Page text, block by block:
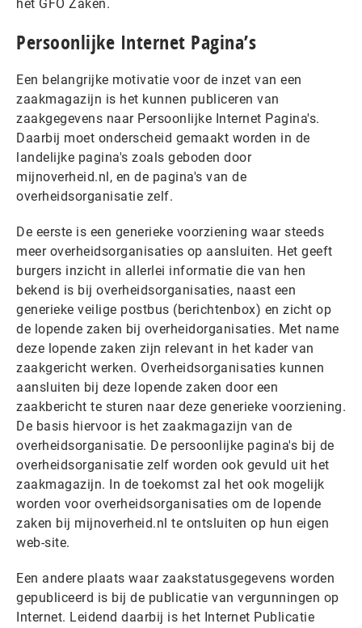
het GFO Zaken.
Persoonlijke Internet Pagina’s
Een belangrijke motivatie voor de inzet van een
zaakmagazijn is het kunnen publiceren van
zaakgegevens naar Persoonlijke Internet Pagina's.
Daarbij moet onderscheid gemaakt worden in de
landelijke pagina's zoals geboden door
mijnoverheid.nl, en de pagina's van de
overheidsorganisatie zelf.
De eerste is een generieke voorziening waar steeds
meer overheidsorganisaties op aansluiten. Het geeft
burgers inzicht in allerlei informatie die van hen
bekend is bij overheidsorganisaties, naast een
generieke veilige postbus (berichtenbox) en zicht op
de lopende zaken bij overheidorganisaties. Met name
deze lopende zaken zijn relevant in het kader van
zaakgericht werken. Overheidsorganisaties kunnen
aansluiten bij deze lopende zaken door een
zaakbericht te sturen naar deze generieke voorziening.
De basis hiervoor is het zaakmagazijn van de
overheidsorganisatie. De persoonlijke pagina's bij de
overheidsorganisatie zelf worden ook gevuld uit het
zaakmagazijn. In de toekomst zal het ook mogelijk
worden voor overheidsorganisaties om de lopende
zaken bij mijnoverheid.nl te ontsluiten op hun eigen
web-site.
Een andere plaats waar zaakstatusgegevens worden
gepubliceerd is bij de publicatie van vergunningen op
Internet. Leidend daarbij is het Internet Publicatie